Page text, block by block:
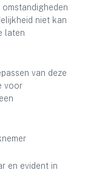
niet kan
laten
van deze
voor
en evident in